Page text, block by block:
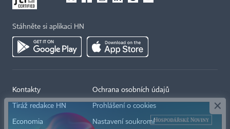
Stáhněte si aplikaci HN
Kontakty
Tiráž redakce HN
Economia
Ochrana osobních údajů
Prohlášení o cookies
Nastavení soukromí